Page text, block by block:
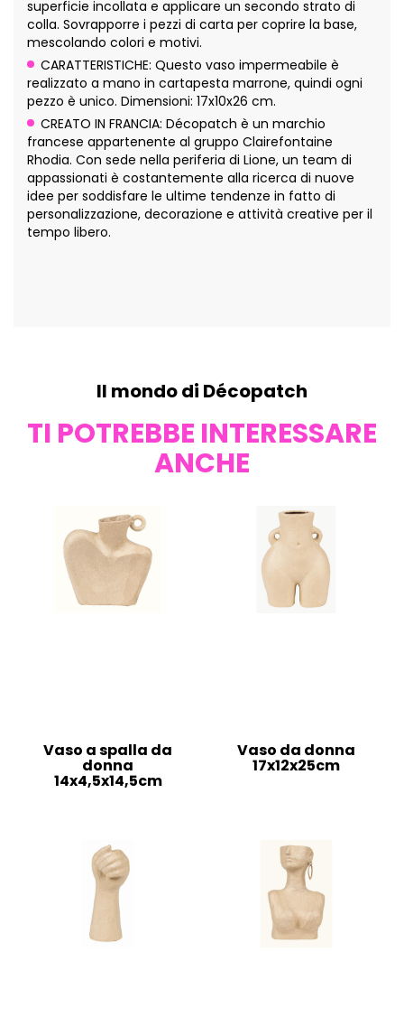
superficie incollata e applicare un secondo strato di
colla. Sovrapporre i pezzi di carta per coprire la base,
mescolando colori e motivi.
CARATTERISTICHE: Questo vaso impermeabile è
realizzato a mano in cartapesta marrone, quindi ogni
pezzo è unico. Dimensioni: 17x10x26 cm.
CREATO IN FRANCIA: Décopatch è un marchio
francese appartenente al gruppo Clairefontaine
Rhodia. Con sede nella periferia di Lione, un team di
appassionati è costantemente alla ricerca di nuove
idee per soddisfare le ultime tendenze in fatto di
personalizzazione, decorazione e attività creative per il
tempo libero.
Il mondo di Décopatch
TI POTREBBE INTERESSARE
ANCHE
Vaso a spalla da
donna
14x4,5x14,5cm
Vaso da donna
17x12x25cm